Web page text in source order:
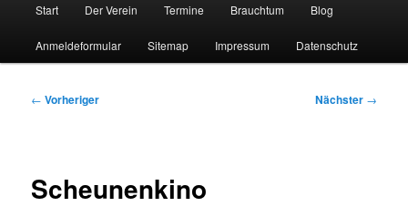
Start Der Verein Termine Brauchtum Blog
Anmeldeformular Sitemap Impressum Datenschutz
Beitragsnavigation
← Vorheriger Nächster →
Scheunenkino